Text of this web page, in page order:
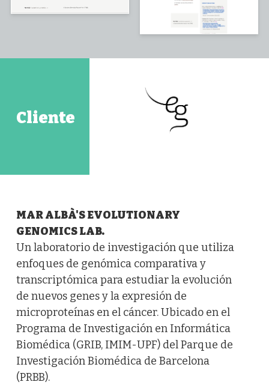
Cliente
MAR ALBÀ'S EVOLUTIONARY
GENOMICS LAB.
Un laboratorio de investigación que utiliza
enfoques de genómica comparativa y
transcriptómica para estudiar la evolución
de nuevos genes y la expresión de
microproteínas en el cáncer. Ubicado en el
Programa de Investigación en Informática
Biomédica (GRIB, IMIM-UPF) del Parque de
Investigación Biomédica de Barcelona
(PRBB).